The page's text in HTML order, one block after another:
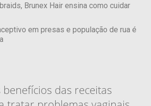
Brunex Hair ensina como cuidar
em presas e população de rua é
das receitas